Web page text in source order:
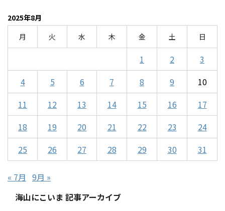
2025年8月
月
火 水 木 金 土 日
1 2
3
4
5 6 7 8 9
10
11
12 13 14 15 16
17
18
19 20 21 22 23
24
25
26 27 28 29 30 31
« 7月 9月 »
海山にこいま 記事アーカイブ